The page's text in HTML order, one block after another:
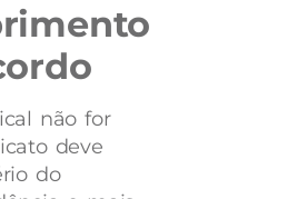
não for
deve
do